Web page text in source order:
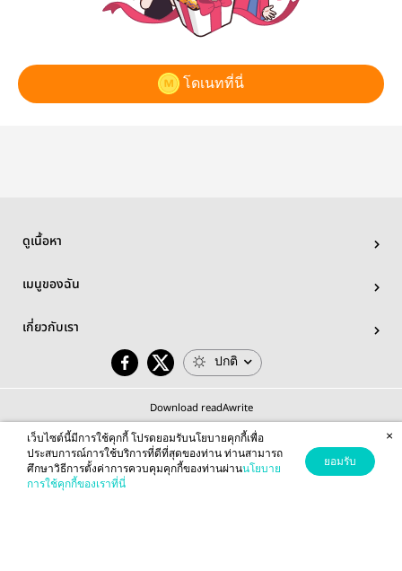
โดเนทที่นี่
ดูเนื้อหา
เมนูของฉัน
เกี่ยวกับเรา
ปกติ
Download readAwrite
© 2026 readAwrite.com by MEB Corporation Public Company Limited
This site is protected by reCAPTCHA and the Google
เว็บไซต์นี้มีการใช้คุกกี้ โปรดยอมรับนโยบายคุกกี้เพื่อ
ประสบการณ์การใช้บริการที่ดีที่สุดของท่าน ท่านสามารถ
ศึกษาวิธีการตั้งค่าการควบคุมคุกกี้ของท่านผ่านนโยบาย
การใช้คุกกี้ของเราที่นี่
ยอมรับ
×